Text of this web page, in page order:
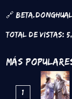
🔗
Total de vistas:
Más
1